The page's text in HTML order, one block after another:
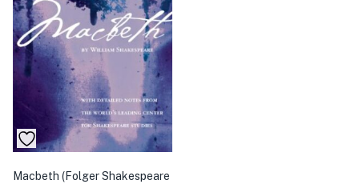
Macbeth (Folger Shakespeare